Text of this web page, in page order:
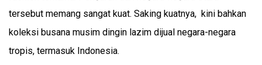
tersebut memang sangat kuat. Saking kuatnya, kini bahkan
koleksi busana musim dingin lazim dijual negara-negara
tropis, termasuk Indonesia.